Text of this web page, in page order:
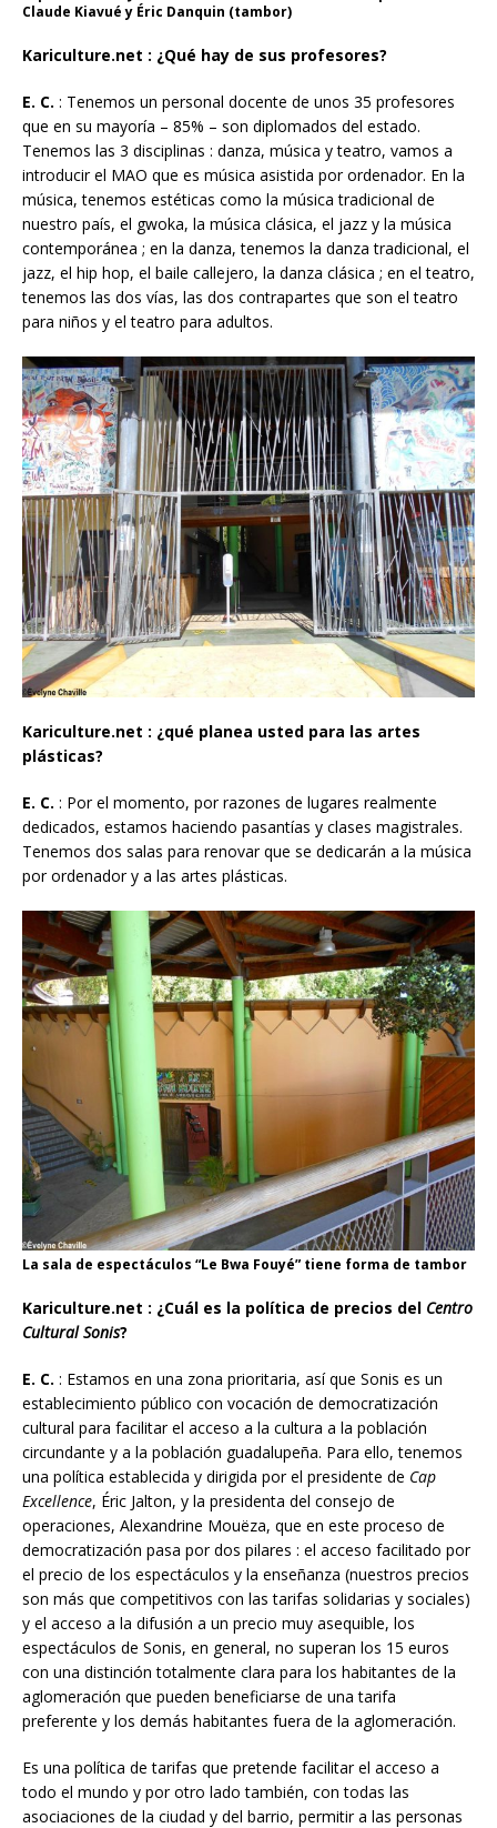
Claude Kiavué y Éric Danquin (tambor)
Kariculture.net : ¿Qué hay de sus profesores?
E. C. : Tenemos un personal docente de unos 35 profesores
que en su mayoría – 85% – son diplomados del estado.
Tenemos las 3 disciplinas : danza, música y teatro, vamos a
introducir el MAO que es música asistida por ordenador. En la
música, tenemos estéticas como la música tradicional de
nuestro país, el gwoka, la música clásica, el jazz y la música
contemporánea ; en la danza, tenemos la danza tradicional, el
jazz, el hip hop, el baile callejero, la danza clásica ; en el teatro,
tenemos las dos vías, las dos contrapartes que son el teatro
para niños y el teatro para adultos.
Kariculture.net : ¿qué planea usted para las artes
plásticas?
E. C. : Por el momento, por razones de lugares realmente
dedicados, estamos haciendo pasantías y clases magistrales.
Tenemos dos salas para renovar que se dedicarán a la música
por ordenador y a las artes plásticas.
La sala de espectáculos “Le Bwa Fouyé” tiene forma de tambor
Kariculture.net : ¿Cuál es la política de precios del Centro
Cultural Sonis?
E. C. : Estamos en una zona prioritaria, así que Sonis es un
establecimiento público con vocación de democratización
cultural para facilitar el acceso a la cultura a la población
circundante y a la población guadalupeña. Para ello, tenemos
una política establecida y dirigida por el presidente de Cap
Excellence, Éric Jalton, y la presidenta del consejo de
operaciones, Alexandrine Mouëza, que en este proceso de
democratización pasa por dos pilares : el acceso facilitado por
el precio de los espectáculos y la enseñanza (nuestros precios
son más que competitivos con las tarifas solidarias y sociales)
y el acceso a la difusión a un precio muy asequible, los
espectáculos de Sonis, en general, no superan los 15 euros
con una distinción totalmente clara para los habitantes de la
aglomeración que pueden beneficiarse de una tarifa
preferente y los demás habitantes fuera de la aglomeración.
Es una política de tarifas que pretende facilitar el acceso a
todo el mundo y por otro lado también, con todas las
asociaciones de la ciudad y del barrio, permitir a las personas